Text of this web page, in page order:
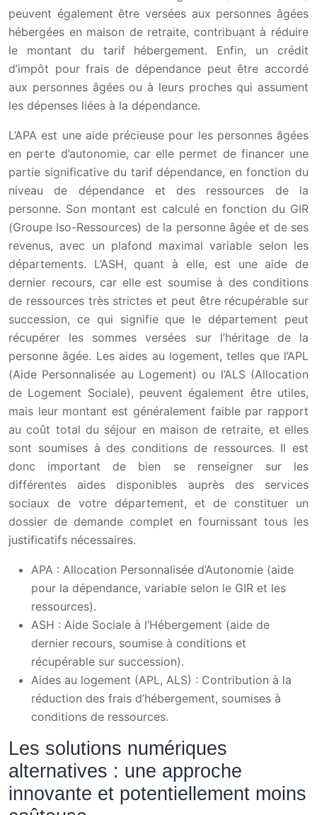
peuvent également être versées aux personnes âgées
hébergées en maison de retraite, contribuant à réduire
le montant du tarif hébergement. Enfin, un crédit
d’impôt pour frais de dépendance peut être accordé
aux personnes âgées ou à leurs proches qui assument
les dépenses liées à la dépendance.
L’APA est une aide précieuse pour les personnes âgées
en perte d’autonomie, car elle permet de financer une
partie significative du tarif dépendance, en fonction du
niveau de dépendance et des ressources de la
personne. Son montant est calculé en fonction du GIR
(Groupe Iso-Ressources) de la personne âgée et de ses
revenus, avec un plafond maximal variable selon les
départements. L’ASH, quant à elle, est une aide de
dernier recours, car elle est soumise à des conditions
de ressources très strictes et peut être récupérable sur
succession, ce qui signifie que le département peut
récupérer les sommes versées sur l’héritage de la
personne âgée. Les aides au logement, telles que l’APL
(Aide Personnalisée au Logement) ou l’ALS (Allocation
de Logement Sociale), peuvent également être utiles,
mais leur montant est généralement faible par rapport
au coût total du séjour en maison de retraite, et elles
sont soumises à des conditions de ressources. Il est
donc important de bien se renseigner sur les
différentes aides disponibles auprès des services
sociaux de votre département, et de constituer un
dossier de demande complet en fournissant tous les
justificatifs nécessaires.
APA : Allocation Personnalisée d’Autonomie (aide
pour la dépendance, variable selon le GIR et les
ressources).
ASH : Aide Sociale à l’Hébergement (aide de
dernier recours, soumise à conditions et
récupérable sur succession).
Aides au logement (APL, ALS) : Contribution à la
réduction des frais d’hébergement, soumises à
conditions de ressources.
Les solutions numériques
alternatives : une approche
innovante et potentiellement moins